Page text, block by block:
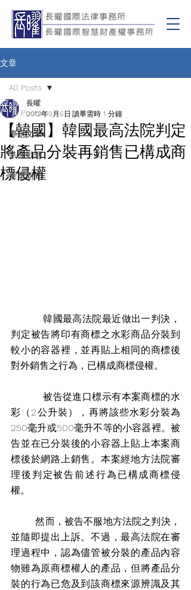
文章
All Posts
專題文章
法律動態
產業新聞
All Posts
【韓國】韓國最高法院判定
將產品分裝再銷售已構成商
標侵權
長曜
2012年9月6日 讀畢需時 1 分鐘
          韓國最高法院最近做出一判決，
判定被告將印有商標之水彩商品分裝到
較小的容器裡，並再貼上相同的商標後
對外銷售之行為，已構成商標侵權。
          被告從進口標示有本案商標的水
彩（2公升裝），再將該些水彩分裝為
250毫升或500毫升不等的小容器裡。被
告並在已分裝後的小容器上貼上本案商
標後於網路上銷售。本案經地方法院審
理後判定被告前述行為已構成商標侵
權。
        然而，被告不服地方法院之判決，
並隨即提出上訴。不過，最高法院在審
理過程中，認為儘管被分裝的產品內容
物雖為原商標權人的產品，但將產品分
裝的行為已危及到該商標來源辨識及其